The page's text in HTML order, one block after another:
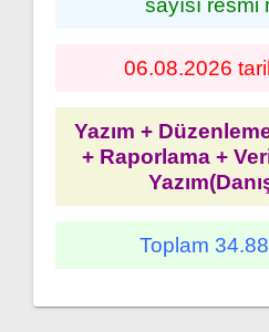
sayısı resmi
06.08.2026
Yazım +
+ Raporlama +
Toplam